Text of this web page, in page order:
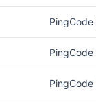
PingCode
PingCode
PingCode